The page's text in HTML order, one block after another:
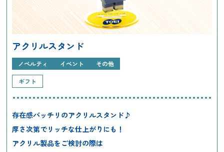
アクリルスタンド
ノベルティ イベント その他
ギフト
存在感バッチリのアクリルスタンド♪
厚さ次第でリッチな仕上がりにも！
アクリル製品をご検討の際は